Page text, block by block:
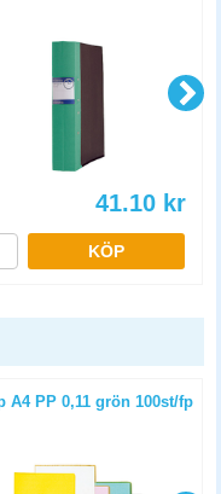
41.10 kr
KÖP
A4 PP 0,11 grön 100st/fp